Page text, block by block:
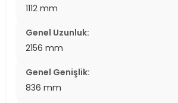
1112 mm
Genel Uzunluk:
2156 mm
Genel Genişlik:
836 mm